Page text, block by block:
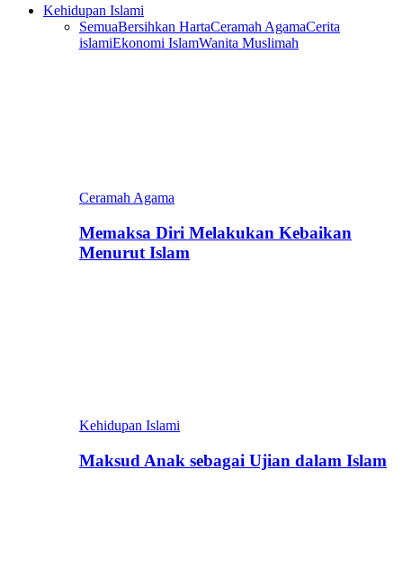
Kehidupan Islami
SemuaBersihkan HartaCeramah AgamaCerita
islamiEkonomi IslamWanita Muslimah
Ceramah Agama
Memaksa Diri Melakukan Kebaikan
Menurut Islam
Kehidupan Islami
Maksud Anak sebagai Ujian dalam Islam